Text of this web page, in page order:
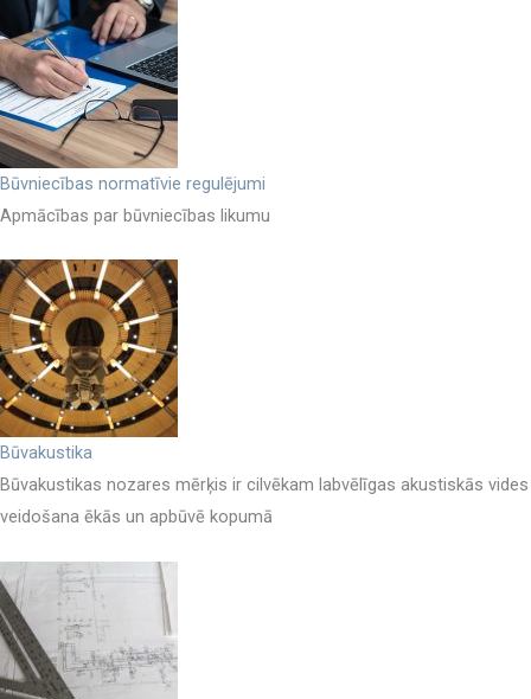
Būvniecības normatīvie regulējumi
Apmācības par būvniecības likumu
Būvakustika
Būvakustikas nozares mērķis ir cilvēkam labvēlīgas akustiskās vides
veidošana ēkās un apbūvē kopumā